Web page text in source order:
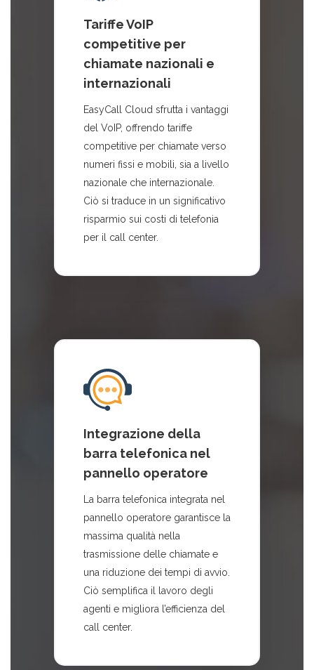
Tariffe VoIP
competitive per
chiamate nazionali e
internazionali
EasyCall Cloud sfrutta i vantaggi
del VoIP, offrendo tariffe
competitive per chiamate verso
numeri fissi e mobili, sia a livello
nazionale che internazionale.
Ciò si traduce in un significativo
risparmio sui costi di telefonia
per il call center.
Integrazione della
barra telefonica nel
pannello operatore
La barra telefonica integrata nel
pannello operatore garantisce la
massima qualità nella
trasmissione delle chiamate e
una riduzione dei tempi di avvio.
Ciò semplifica il lavoro degli
agenti e migliora l’efficienza del
call center.